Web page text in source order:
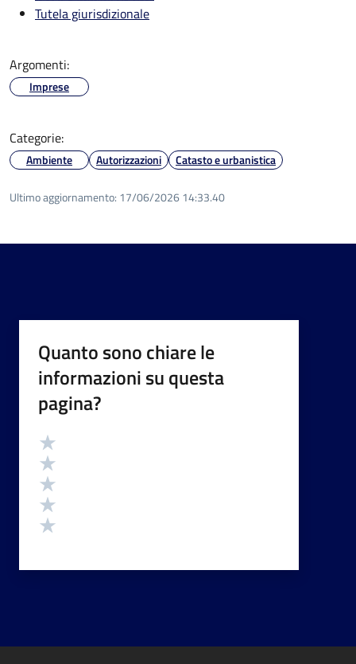
Tutela giurisdizionale
Argomenti:
Imprese
Categorie:
Ambiente Autorizzazioni Catasto e urbanistica
Ultimo aggiornamento: 17/06/2026 14:33.40
Quanto sono chiare le
informazioni su questa
pagina?
Valutazione